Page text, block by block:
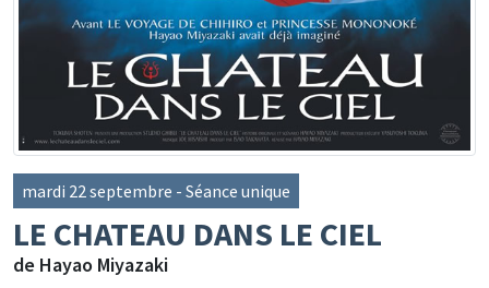
mardi 22 septembre - Séance unique
LE CHATEAU DANS LE CIEL
de Hayao Miyazaki